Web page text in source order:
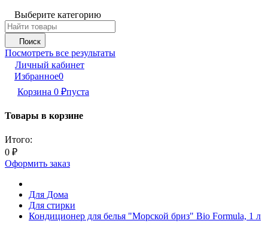
Выберите категорию
Поиск
Посмотреть все результаты
Личный кабинет
Избранное0
Корзина 0 ₽пуста
Товары в корзине
Итого:
0 ₽
Оформить заказ
Для Дома
Для стирки
Кондиционер для белья "Морской бриз" Bio Formula, 1 л